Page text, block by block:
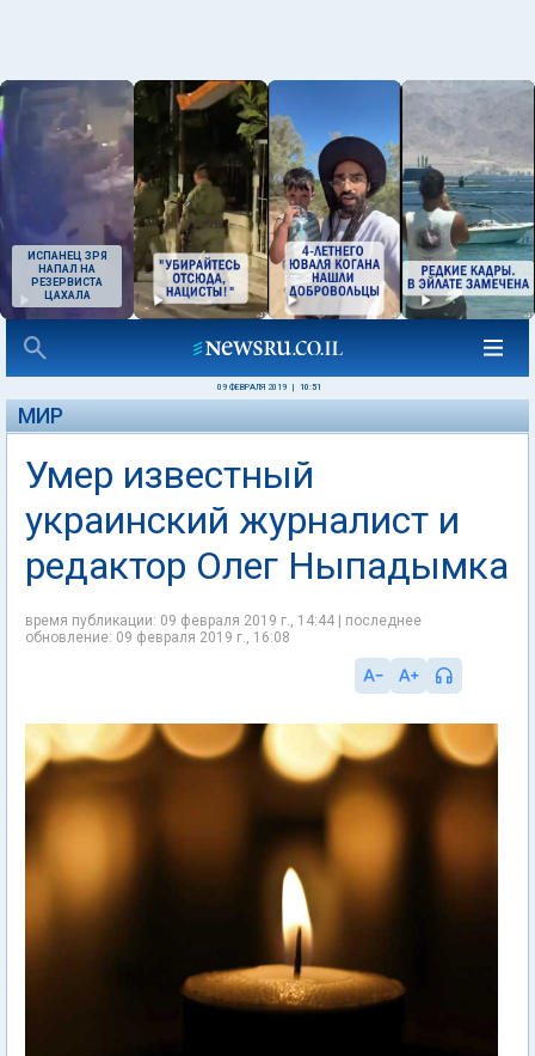
ИСПАНЕЦ ЗРЯ
НАПАЛ НА
РЕЗЕРВИСТА
ЦАХАЛА
09 ФЕВРАЛЯ 2019 10:51
МИР
Умер известный
украинский журналист и
редактор Олег Ныпадымка
время публикации: 09 февраля 2019 г., 14:44 | последнее
обновление: 09 февраля 2019 г., 16:08